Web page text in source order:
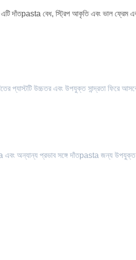
দাঁতpasta বেধ, স্ট্রিপ আকৃতি এবং ভাল ফ্রেম
প্যাস্টটি উচ্চতর এবং উপযুক্ত সান্দ্রতা ফিরে
এবং অন্যান্য প্রভাব সঙ্গে দাঁতpasta জন্য